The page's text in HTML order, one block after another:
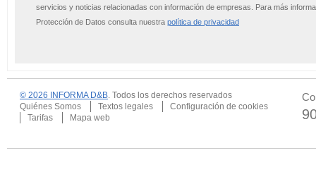
servicios y noticias relacionadas con información de empresas. Para más
Protección de Datos consulta nuestra política de privacidad
© 2026 INFORMA D&B. Todos los derechos reservados
Quiénes Somos
Textos legales
Configuración de cookies
Tarifas
Mapa web